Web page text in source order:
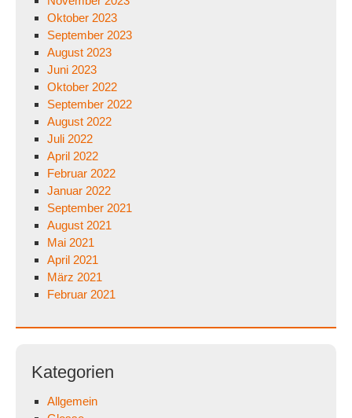
Oktober 2023
September 2023
August 2023
Juni 2023
Oktober 2022
September 2022
August 2022
Juli 2022
April 2022
Februar 2022
Januar 2022
September 2021
August 2021
Mai 2021
April 2021
März 2021
Februar 2021
Kategorien
Allgemein